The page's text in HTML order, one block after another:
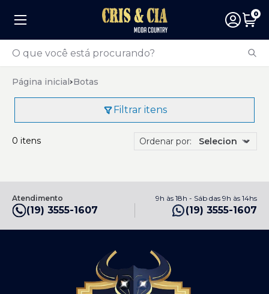
0
Página inicial Botas
Filtrar itens
0 itens Ordenar por:
Atendimento 9h às 18h - Sáb das 9h às 14hs
(19) 3555-1607 (19) 3555-1607